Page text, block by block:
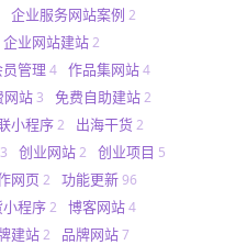
企业服务网站案例 2
企业网站建站2
管理 4 作品集网站4
网站 3 免费自助建站2
小程序2 出海干货2
3 创业网站2 创业项目 5
网页 2 功能更新96
小程序2 博客网站4
建站2 品牌网站7